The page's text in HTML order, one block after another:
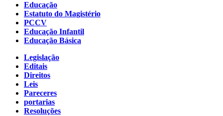
Educação
Estatuto do Magistério
PCCV
Educação Infantil
Educação Básica
Legislação
Editais
Direitos
Leis
Pareceres
portarias
Resoluções